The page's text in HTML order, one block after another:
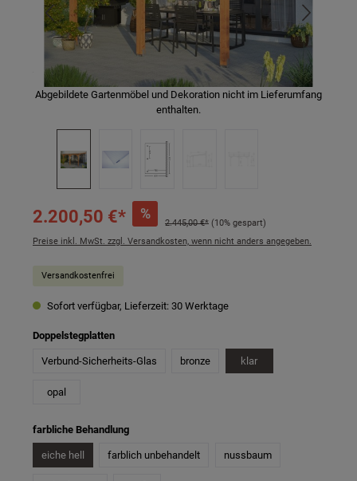
Abgebildete Gartenmöbel und Dekoration nicht im Lieferumfang
enthalten.
2.200,50 €* %
2.445,00 €* (10% gespart)
Preise inkl. MwSt. zzgl. Versandkosten, wenn nicht anders angegeben.
Versandkostenfrei
Sofort verfügbar, Lieferzeit: 30 Werktage
Doppelstegplattenauswählen
Verbund-Sicherheits-Glas bronze klar
opal
farbliche Behandlungauswählen
eiche hell farblich unbehandelt nussbaum